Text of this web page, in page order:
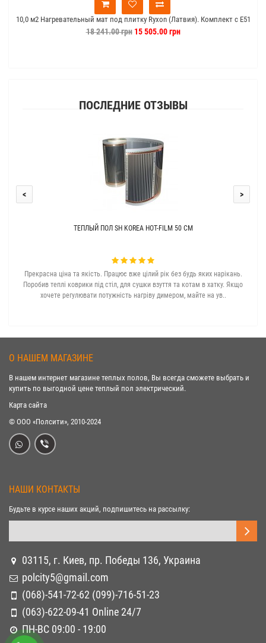
10,0 м2 Нагревательный мат под плитку Ryxon (Латвия). Комплект с Е51
18 241.00 грн15 505.00 грн
ПОСЛЕДНИЕ ОТЗЫВЫ
ТЕПЛЫЙ ПОЛ SH KOREA HOT-FILM 50 СМ
Прекрасна ціна та якість. Працює вже цілий рік без будь яких нарікань.
Поробив теплі коврики під стіл, для сушки взуття та котам в хатку. Якщо
хочете регулювати потужність нагріву димером, майте на ув..
< >
О НАШЕМ МАГАЗИНЕ
В нашем интернет магазине теплых полов, Вы всегда сможете выбрать и
купить по выгодной цене теплый пол электрический.
Карта сайта
© ООО «Полсити», 2010-2024
НАШИ КОНТАКТЫ
Будьте в курсе наших акций, подпишитесь на рассылку:
03115, г. Киев, пр. Победы 136, Украина
polcity5@gmail.com
(068)-541-72-62 (099)-716-51-23
(063)-622-09-41 Online 24/7
ПН-ВС 09:00 - 19:00